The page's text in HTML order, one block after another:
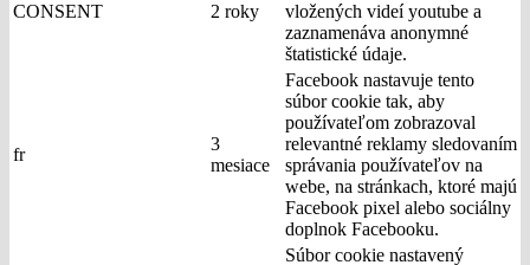
CONSENT 2 roky
vložených videí youtube a
zaznamenáva anonymné
štatistické údaje.
fr
3
mesiace
Facebook nastavuje tento
súbor cookie tak, aby
používateľom zobrazoval
relevantné reklamy sledovaním
správania používateľov na
webe, na stránkach, ktoré majú
Facebook pixel alebo sociálny
doplnok Facebooku.
Súbor cookie nastavený